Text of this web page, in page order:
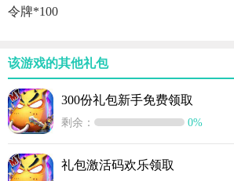
令牌*100
该游戏的其他礼包
300份礼包新手免费领取
剩余： 0%
礼包激活码欢乐领取